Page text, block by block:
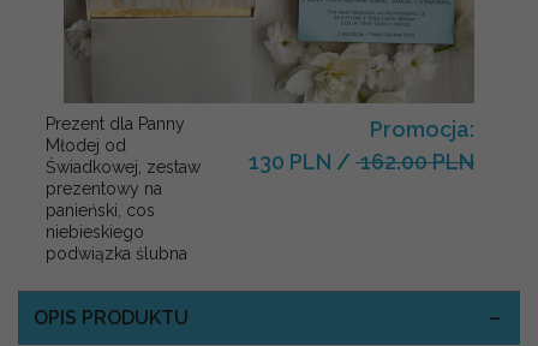
Prezent dla Panny
Młodej od
Świadkowej, zestaw
prezentowy na
panieński, cos
niebieskiego
podwiązka ślubna
Promocja:
130 PLN / 162.00 PLN
OPIS PRODUKTU